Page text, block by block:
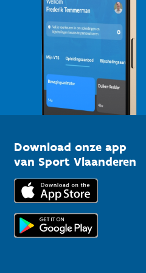
Download onze app
van Sport Vlaanderen